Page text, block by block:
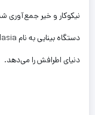
نیکوکار و خیر جمع‌آوری
دنیای اطرافش را می‌دهد.